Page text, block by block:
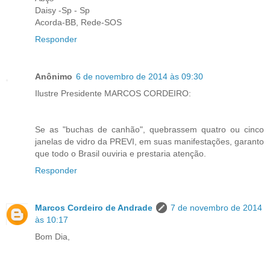
Daisy -Sp - Sp
Acorda-BB, Rede-SOS
Responder
Anônimo 6 de novembro de 2014 às 09:30
Ilustre Presidente MARCOS CORDEIRO:
Se as "buchas de canhão", quebrassem quatro ou cinco
janelas de vidro da PREVI, em suas manifestações, garanto
que todo o Brasil ouviria e prestaria atenção.
Responder
Marcos Cordeiro de Andrade
7 de novembro de 2014
às 10:17
Bom Dia,